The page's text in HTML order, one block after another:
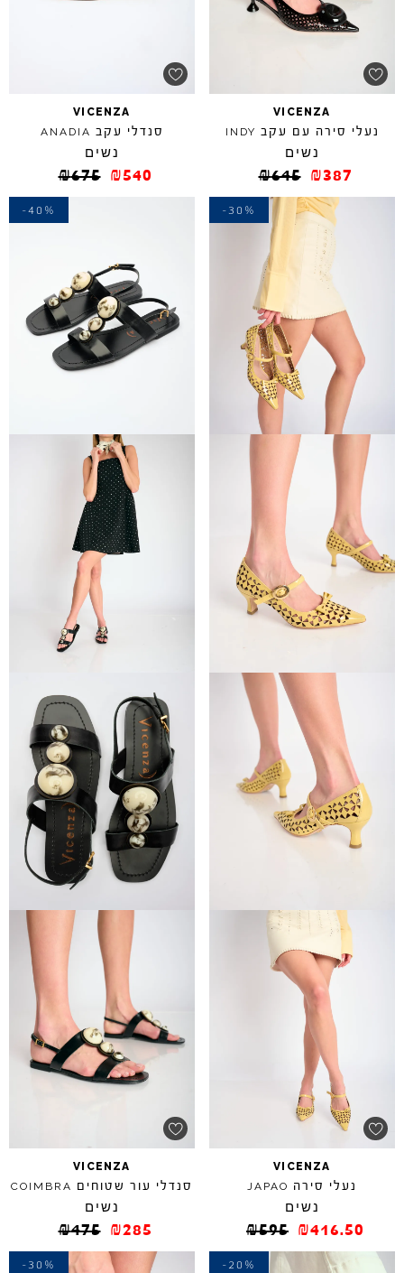
VICENZA
נעלי סירה עם עקב INDY
נשים
₪645 ₪387
VICENZA
סנדלי עקב ANADIA
נשים
₪675 ₪540
-30%
VICENZA
נעלי סירה JAPAO
נשים
₪595 ₪416.50
-40%
VICENZA
סנדלי עור שטוחים COIMBRA
נשים
₪475 ₪285
-20%
-30%